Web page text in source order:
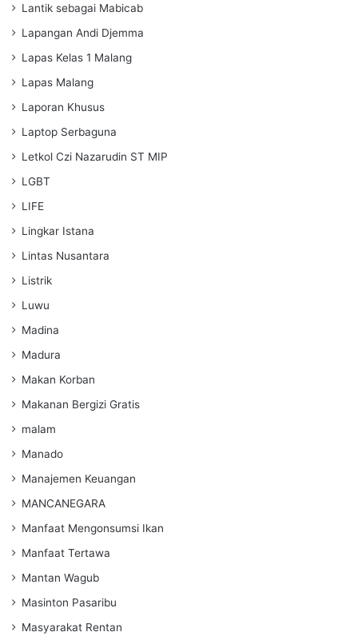
Lantik sebagai Mabicab
Lapangan Andi Djemma
Lapas Kelas 1 Malang
Lapas Malang
Laporan Khusus
Laptop Serbaguna
Letkol Czi Nazarudin ST MIP
LGBT
LIFE
Lingkar Istana
Lintas Nusantara
Listrik
Luwu
Madina
Madura
Makan Korban
Makanan Bergizi Gratis
malam
Manado
Manajemen Keuangan
MANCANEGARA
Manfaat Mengonsumsi Ikan
Manfaat Tertawa
Mantan Wagub
Masinton Pasaribu
Masyarakat Rentan